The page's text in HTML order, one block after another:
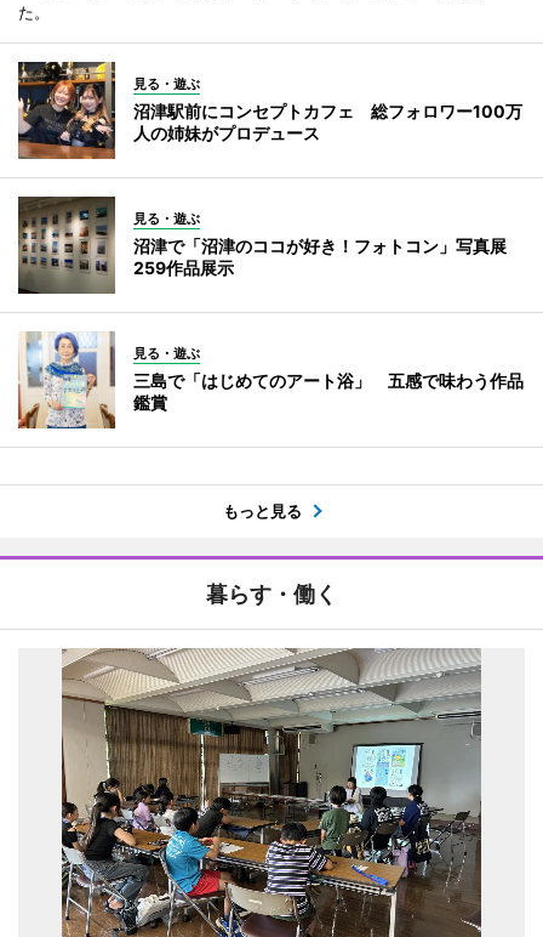
た。
見る・遊ぶ
沼津駅前にコンセプトカフェ 総フォロワー100万
人の姉妹がプロデュース
見る・遊ぶ
沼津で「沼津のココが好き！フォトコン」写真展
259作品展示
見る・遊ぶ
三島で「はじめてのアート浴」 五感で味わう作品
鑑賞
もっと見る
暮らす・働く